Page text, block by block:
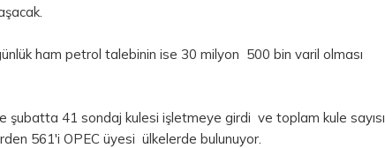
ham petrol talebinin ise 30 milyon 500 bin varil olması
şubatta 41 sondaj kulesi işletmeye girdi ve toplam kule sayısı
561'i OPEC üyesi ülkelerde bulunuyor.